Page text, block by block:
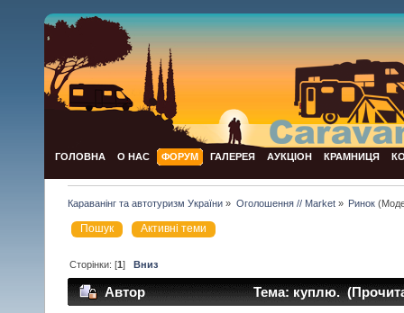
ГОЛОВНА О НАС ФОРУМ ГАЛЕРЕЯ АУКЦІОН КРАМНИЦЯ
Караванінг та автотуризм України » Оголошення // Market» Ринок
Пошук Активні теми
Сторінки: [1]Вниз
Автор Тема: куплю.